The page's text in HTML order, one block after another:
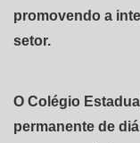
promovendo a
setor.
O Colégio
permanente de